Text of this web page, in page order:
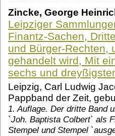
Zincke, George
Leipziger
Finantz-Sachen,
und Bürger-Rechten,
gehandelt wird, Mit
sechs und
Leipzig, Carl Ludwig
Pappband der Zeit,
1. Auflage. Der dritte Band
`Joh. Baptista Colbert` als
Stempel und Stempel